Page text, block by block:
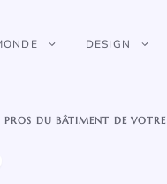
DESIGN
DU BÂTIMENT DE